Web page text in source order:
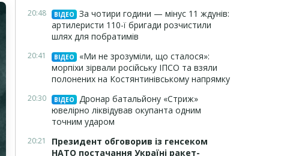
20:48 ВІДЕО
За чотири години — мінус 11 ждунів:
артилеристи 110-ї бригади розчистили
шлях для побратимів
20:41 ВІДЕО
«Ми не зрозуміли, що сталося»:
морпіхи зірвали російську ІПСО та взяли
полонених на Костянтинівському напрямку
20:30 ВІДЕО
Дронар батальйону «Стриж»
ювелірно ліквідував окупанта одним
точним ударом
20:21
Президент обговорив із генсеком
НАТО постачання Україні ракет-